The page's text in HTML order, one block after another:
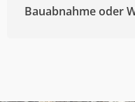
Bauabnahme oder